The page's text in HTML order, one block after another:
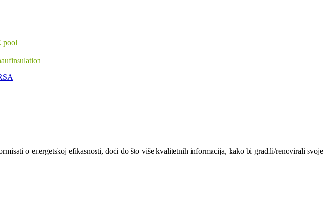
o energetskoj efikasnosti, doći do što više kvalitetnih informacija, kako bi gradili/renovirali svoje